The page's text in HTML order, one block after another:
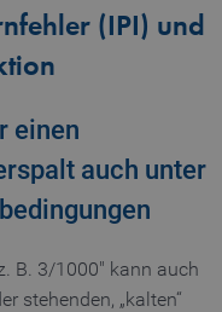
(IPI) und
einen
auch unter
B. 3/1000" kann auch
stehenden, „kalten“